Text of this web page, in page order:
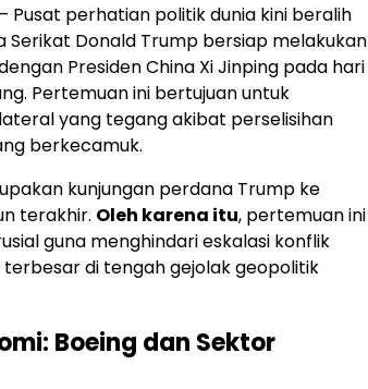
– Pusat perhatian politik dunia kini beralih
Serikat Donald Trump bersiap melakukan
Presiden China Xi Jinping pada hari
Pertemuan ini bertujuan untuk
yang tegang akibat perselisihan
berkecamuk.
kunjungan perdana Trump ke
terakhir. Oleh karena itu, pertemuan ini
guna menghindari eskalasi konflik
di tengah gejolak geopolitik
Boeing dan Sektor